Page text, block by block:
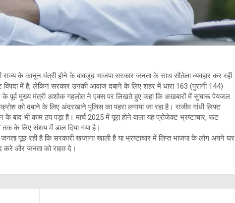
के कानून मंत्री होने के बावजूद भाजपा सरकार जनता के साथ सौतेला व्यवहार कर रही
में है, लेकिन सरकार उनकी आवाज दबाने के लिए शहर में धारा 163 (पुरानी 144)
के पूर्व मुख्य मंत्री अशोक गहलोत ने एक्स पर लिखते हुए कहा कि अखबारों में सुचारू पेयजल
को दबाने के लिए अंदरखाने पुलिस का पहरा लगाया जा रहा है। राजीव गांधी लिफ्ट
भी काम ठप पड़ा है। मार्च 2025 में पूरा होने वाला यह प्रोजेक्ट भ्रष्टाचार, रूट
के लिए संशय में डाल दिया गया है।
पूछ रही है कि सरकारी खजाना खाली है या भ्रष्टाचार में लिप्त भाजपा के लोग अपने घर
करे और जनता को राहत दे।